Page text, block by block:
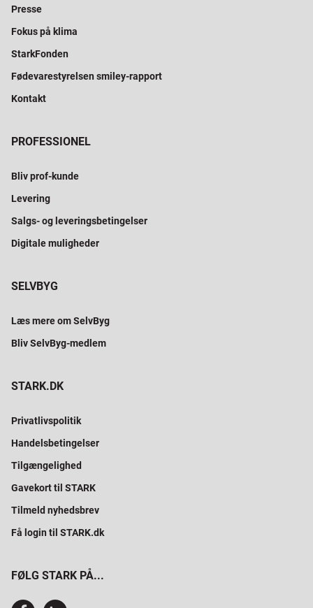
Presse
Fokus på klima
StarkFonden
Fødevarestyrelsen smiley-rapport
Kontakt
PROFESSIONEL
Bliv prof-kunde
Levering
Salgs- og leveringsbetingelser
Digitale muligheder
SELVBYG
Læs mere om SelvByg
Bliv SelvByg-medlem
STARK.DK
Privatlivspolitik
Handelsbetingelser
Tilgængelighed
Gavekort til STARK
Tilmeld nyhedsbrev
Få login til STARK.dk
FØLG STARK PÅ...